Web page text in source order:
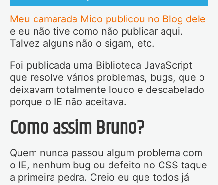
Meu camarada Mico publicou no Blog dele
e eu não tive como não publicar aqui.
Talvez alguns não o sigam, etc.
Foi publicada uma Biblioteca JavaScript
que resolve vários problemas, bugs, que o
deixavam totalmente louco e descabelado
porque o IE não aceitava.
Como assim Bruno?
Quem nunca passou algum problema com
o IE, nenhum bug ou defeito no CSS taque
a primeira pedra. Creio eu que todos já